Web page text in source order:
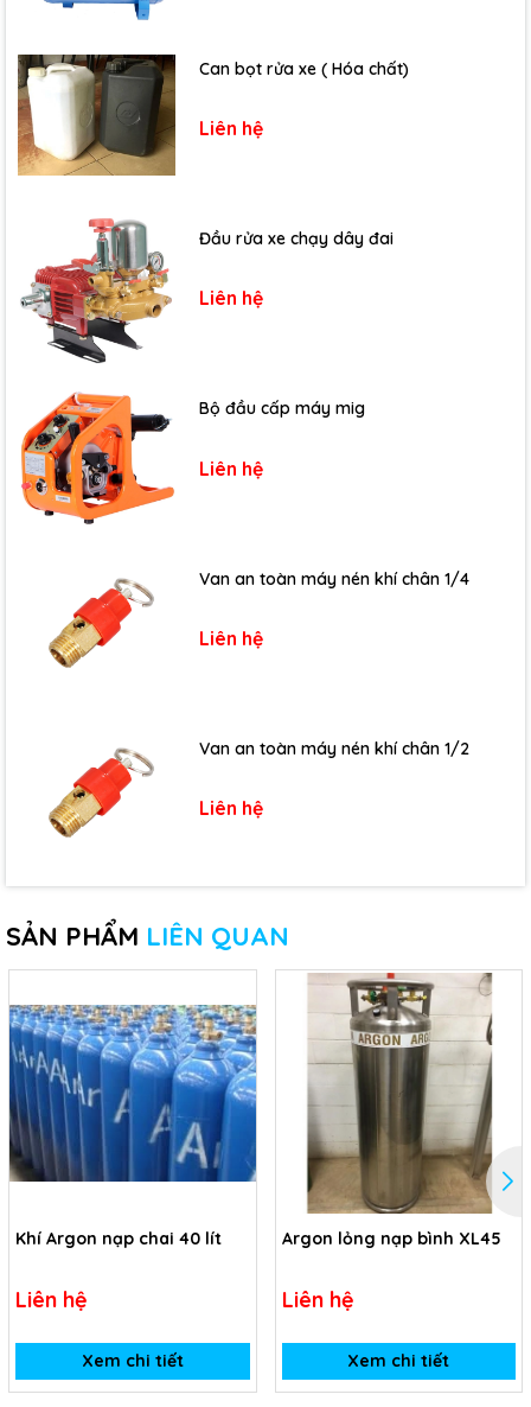
Can bọt rửa xe ( Hóa chất)
Liên hệ
Đầu rửa xe chạy dây đai
Liên hệ
Bộ đầu cấp máy mig
Liên hệ
Van an toàn máy nén khí chân 1/4
Liên hệ
Van an toàn máy nén khí chân 1/2
Liên hệ
SẢN PHẨM LIÊN QUAN
Khí Argon nạp chai 40 lít
Liên hệ
Xem chi tiết
Argon lỏng nạp bình XL45
Liên hệ
Xem chi tiết